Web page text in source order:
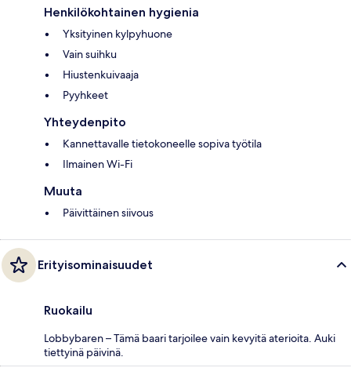
Henkilökohtainen hygienia
Yksityinen kylpyhuone
Vain suihku
Hiustenkuivaaja
Pyyhkeet
Yhteydenpito
Kannettavalle tietokoneelle sopiva työtila
Ilmainen Wi-Fi
Muuta
Päivittäinen siivous
Erityisominaisuudet
Ruokailu
Lobbybaren – Tämä baari tarjoilee vain kevyitä aterioita. Auki
tiettyinä päivinä.